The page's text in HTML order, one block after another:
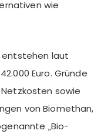
wie
entstehen laut
Euro. Gründe
sowie
von Biomethan,
„Bio-